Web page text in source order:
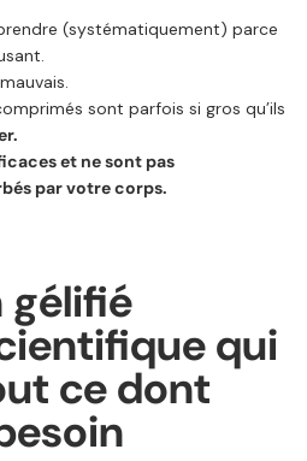
(systématiquement) parce
sont parfois si gros qu’ils
et ne sont pas
par votre corps.
gélifié
qui
ce dont